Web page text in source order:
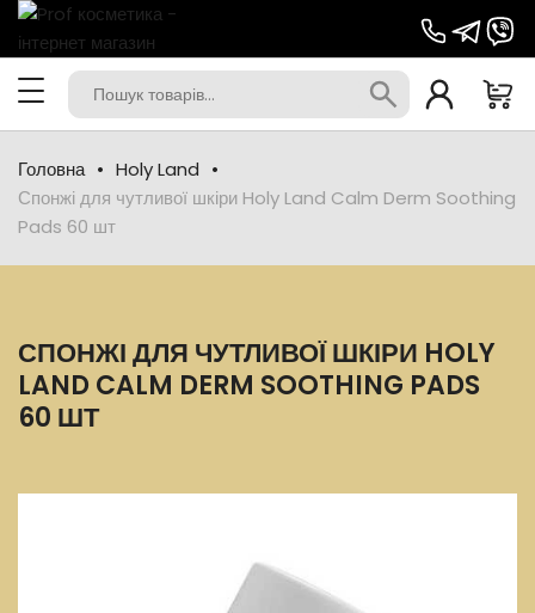
Головна
Holy Land
Спонжі для чутливої шкіри Holy Land Calm Derm Soothing
Pads 60 шт
СПОНЖІ ДЛЯ ЧУТЛИВОЇ ШКІРИ HOLY
LAND CALM DERM SOOTHING PADS
60 ШТ